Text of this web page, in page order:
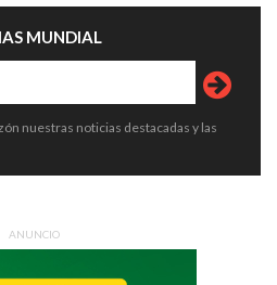
MUNDIAL
nuestras noticias destacadas y las
ANUNCIO